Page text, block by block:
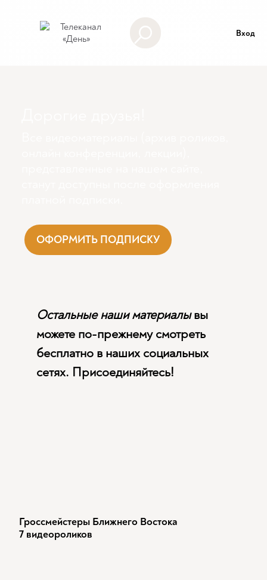
Вход
ОФОРМИТЬ ПОДПИСКУ
Остальные наши материалывы
можете по-прежнему смотреть
бесплатно в наших социальных
сетях. Присоединяйтесь!
Гроссмейстеры Ближнего Востока
7 видеороликов